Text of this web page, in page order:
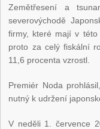
Zemětřesení a
severovýchodě
firmy, které mají v této
proto za celý fiskální
11,6 procenta vzrostl.
Premiér Noda
nutný k udržení
V neděli 1. července